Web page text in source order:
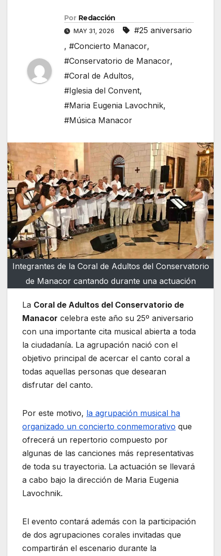
Por Redacción
MAY 31, 2026
#25 aniversario
, #Concierto Manacor,
#Conservatorio de Manacor,
#Coral de Adultos,
#Iglesia del Convent,
#Maria Eugenia Lavochnik,
#Música Manacor
Integrantes de la Coral de Adultos del Conservatorio
de Manacor cantando durante una actuación
La Coral de Adultos del Conservatorio de
Manacor celebra este año su 25º aniversario
con una importante cita musical abierta a toda
la ciudadanía. La agrupación nació con el
objetivo principal de acercar el canto coral a
todas aquellas personas que desearan
disfrutar del canto.
Por este motivo, la agrupación musical ha
organizado un concierto conmemorativo que
ofrecerá un repertorio compuesto por
algunas de las canciones más representativas
de toda su trayectoria. La actuación se llevará
a cabo bajo la dirección de Maria Eugenia
Lavochnik.
El evento contará además con la participación
de dos agrupaciones corales invitadas que
compartirán el escenario durante la